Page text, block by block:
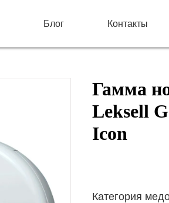
Блог Контакты
Гамма
Leksell
Icon
Категория